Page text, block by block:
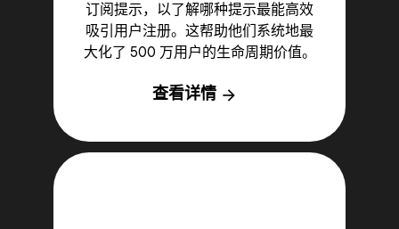
订阅提示，以了解哪种提示最能高效
吸引用户注册。这帮助他们系统地最
大化了 500 万用户的生命周期价值。
查看详情 arrow_forward